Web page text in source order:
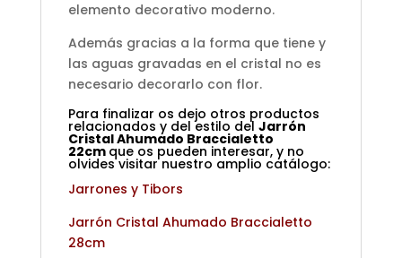
elemento decorativo moderno.
Además gracias a la forma que tiene y
las aguas gravadas en el cristal no es
necesario decorarlo con flor.
Para finalizar os dejo otros productos
relacionados y del estilo del Jarrón
Cristal Ahumado Braccialetto
22cm que os pueden interesar, y no
olvides visitar nuestro amplio catálogo:
Jarrones y Tibors
Jarrón Cristal Ahumado Braccialetto
28cm